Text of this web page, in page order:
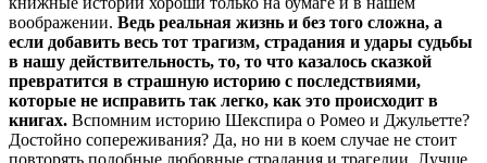
воображении. Ведь реальная жизнь и без того сложна, а
если добавить весь тот трагизм, страдания и удары судьбы
в нашу действительность, то, то что казалось сказкой
превратится в страшную историю с последствиями,
которые не исправить так легко, как это происходит в
книгах. Вспомним историю Шекспира о Ромео и Джульетте?
Достойно сопереживания? Да, но ни в коем случае не стоит